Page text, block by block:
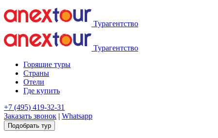
Турагентство
Турагентство
Горящие туры
Страны
Отели
Где купить
+7 (495) 419-32-31
Заказать звонок | Whatsapp
Подобрать тур